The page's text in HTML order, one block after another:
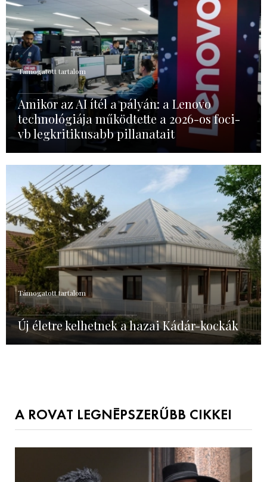
Támogatott tartalom
Amikor az AI ítél a pályán: a Lenovo
technológiája működtette a 2026-os foci-
vb legkritikusabb pillanatait
Támogatott tartalom
Új életre kelhetnek a hazai Kádár-kockák
A ROVAT LEGNÉPSZERŰBB CIKKEI